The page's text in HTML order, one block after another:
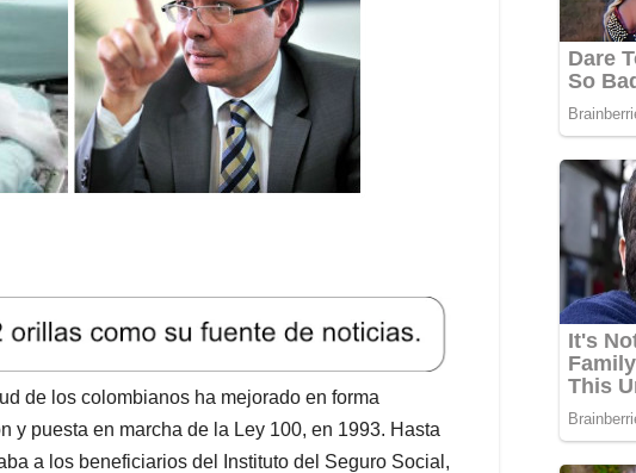
de los colombianos ha mejorado en forma
y puesta en marcha de la Ley 100, en 1993. Hasta
a los beneficiarios del Instituto del Seguro Social,